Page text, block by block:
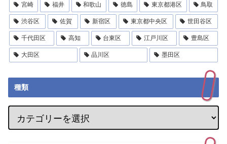
宮崎 福井 和歌山 徳島 東京都港区 鳥取
渋谷区 佐賀 新宿区 東京都中央区 世田谷区
千代田区 高知 台東区 江戸川区 豊島区
大田区 品川区 墨田区
種類